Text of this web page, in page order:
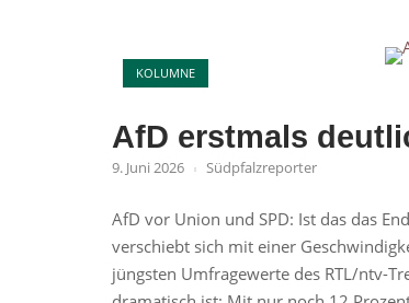
KOLUMNE
Open
AfD erstmals
9. Juni 2026 Südpfalzreporter
AfD vor Union und SPD: Ist das das
verschiebt sich mit einer
jüngsten Umfragewerte des RTL/ntv-